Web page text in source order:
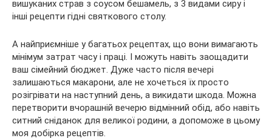
вишуканих страв з соусом бешамель, з 3 видами сиру і
інші рецепти гідні святкового столу.
А найприємніше у багатьох рецептах, що вони вимагають
мінімум затрат часу і праці. І можуть навіть заощадити
ваш сімейний бюджет. Дуже часто після вечері
залишаються макарони, але не хочеться їх просто
розігрівати на наступний день, а викидати шкода. Можна
перетворити вчорашній вечерю відмінний обід, або навіть
ситний сніданок для великої родини, а допоможе в цьому
моя добірка рецептів.